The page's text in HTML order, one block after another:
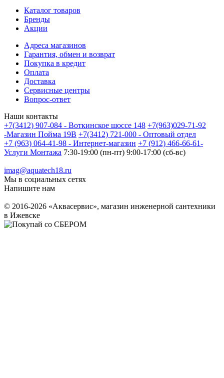
Каталог товаров
Бренды
Акции
Адреса магазинов
Гарантия, обмен и возврат
Покупка в кредит
Оплата
Доставка
Сервисные центры
Вопрос-ответ
Наши контакты
+7(3412) 907-084 - Воткинское шоссе 148 +7(963)029-71-92
-Магазин Пойма 19В +7(3412) 721-000 - Оптовый отдел
+7 (963) 064-41-98 - Интернет-магазин +7 (912) 466-66-61-
Услуги Монтажа 7:30-19:00 (пн-пт) 9:00-17:00 (сб-вс)
imag@aquatech18.ru
Мы в социальных сетях
Напишите нам
© 2016-2026 «Аквасервис», магазин инженерной сантехники
в Ижевске